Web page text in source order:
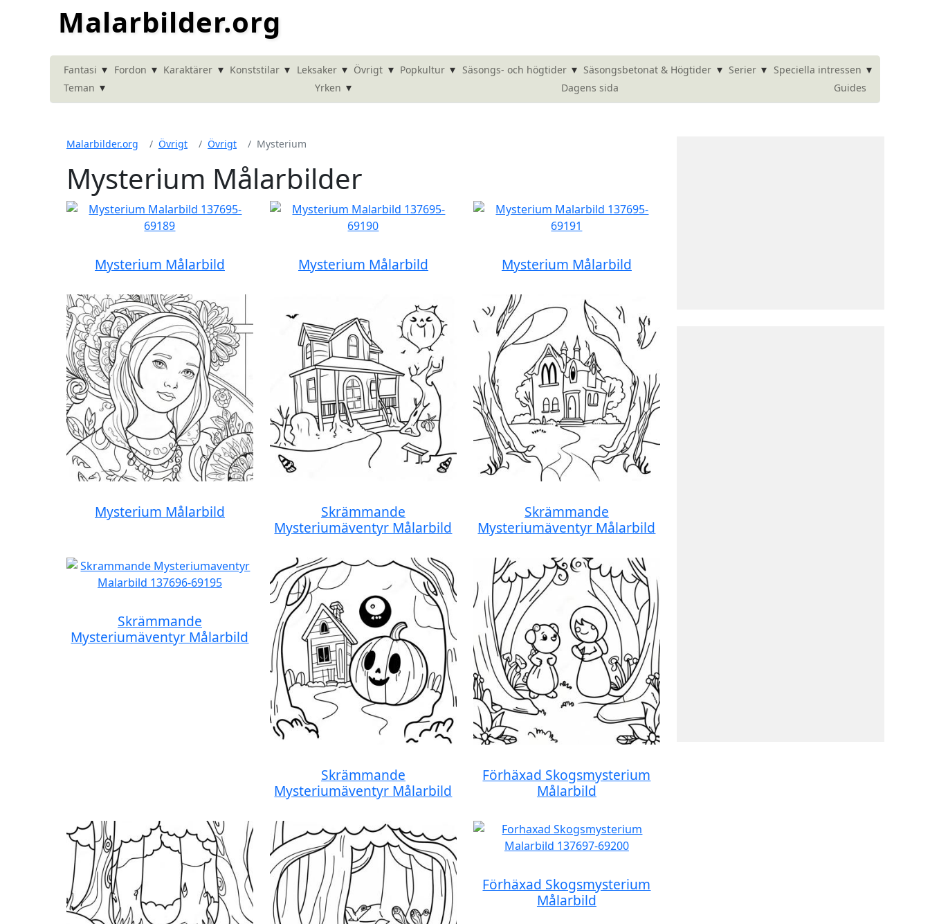
Malarbilder.org
Fantasi ▾ Fordon ▾ Karaktärer ▾ Konststilar ▾ Leksaker ▾ Övrigt ▾ Popkultur ▾ Säsongs- och högtider ▾ Säsongsbetonat & Högtider ▾ Serier ▾ Speciella intressen ▾
Teman ▾ Yrken ▾ Dagens sida Guides
Malarbilder.org Övrigt Övrigt Mysterium
Mysterium Målarbilder
Mysterium Målarbild Mysterium Målarbild Mysterium Målarbild
Mysterium Målarbild
Skrämmande
Mysteriumäventyr Målarbild
Skrämmande
Mysteriumäventyr Målarbild
Skrämmande
Mysteriumäventyr Målarbild
Skrämmande
Mysteriumäventyr Målarbild
Förhäxad Skogsmysterium
Målarbild
Förhäxad Skogsmysterium
Målarbild